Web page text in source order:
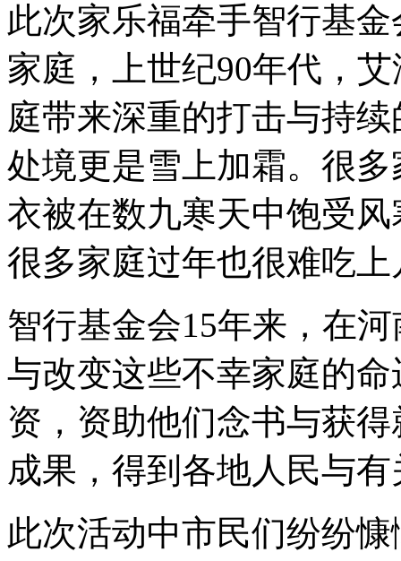
此次家乐福牵手智行基
家庭，上世纪90年代，
庭带来深重的打击与持
处境更是雪上加霜。很
衣被在数九寒天中饱受
很多家庭过年也很难吃
智行基金会15年来，在
与改变这些不幸家庭的
资，资助他们念书与获
成果，得到各地人民与
此次活动中市民们纷纷